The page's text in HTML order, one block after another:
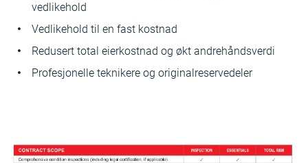
vedlikehold
Vedlikehold til en fast kostnad
Redusert total eierkostnad og økt andrehåndsverdi
Profesjonelle teknikere og originalreservedeler